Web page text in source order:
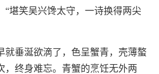
“堪笑吴兴馋太守，一诗换得两尖
就垂涎欲滴了，色呈蟹青，壳薄螯
，终身难忘。青蟹的烹饪无外两